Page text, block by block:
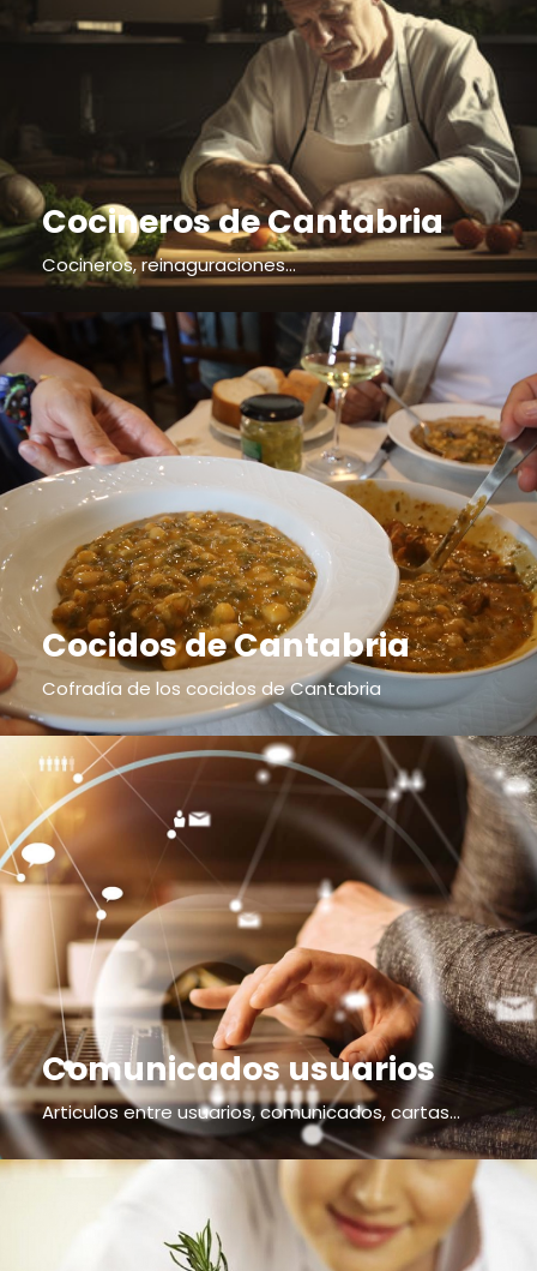
Cocineros de Cantabria
Cocineros, reinaguraciones...
Cocidos de Cantabria
Cofradía de los cocidos de Cantabria
Comunicados usuarios
Articulos entre usuarios, comunicados, cartas...